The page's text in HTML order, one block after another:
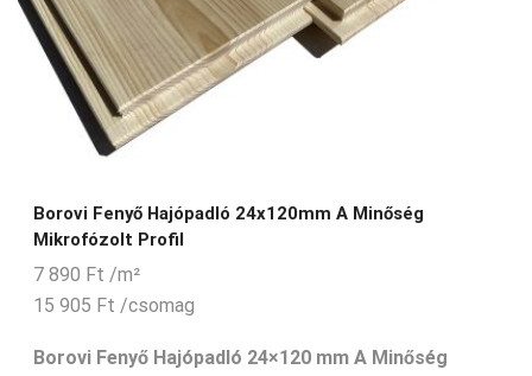
Borovi Fenyő Hajópadló 24x120mm A Minőség
Mikrofózolt Profil
7 890 Ft /m²
15 905 Ft /csomag
Borovi Fenyő Hajópadló 24×120 mm A Minőség